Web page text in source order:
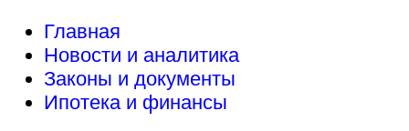
Главная
Новости и аналитика
Законы и документы
Ипотека и финансы